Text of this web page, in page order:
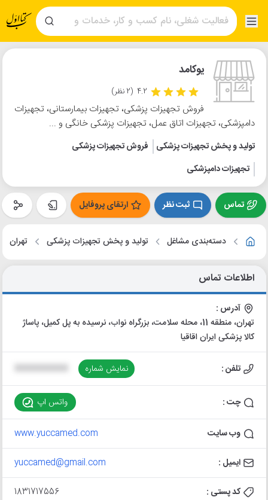
یوکامد
4.2 (2 نظر)
فروش تجهیزات پزشکی، تجهیزات بیمارستانی، تجهیزات
دامپزشکی، تجهیزات اتاق عمل، تجهیزات پزشکی خانگی و ...
تولید و پخش تجهیزات پزشکی
فروش تجهیزات پزشکی
تجهیزات دامپزشکی
تماس ثبت نظر ارتقای پروفایل
دسته‌بندی مشاغل تولید و پخش تجهیزات پزشکی تهران
اطلاعات تماس
آدرس :
تهران، منطقه 11، محله سلامت، بزرگراه نواب، نرسیده به پل کمیل، پاساژ
کالا پزشکی ایران اقاقیا
تلفن : نمایش شماره
چت : واتس اپ
وب سایت www.yuccamed.com
ایمیل : yuccamed@gmail.com
کد پستی : 1831717556